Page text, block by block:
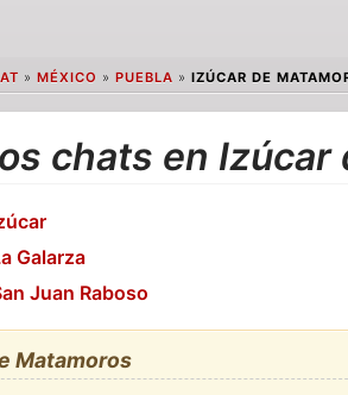
» MÉXICO » PUEBLA » IZÚCAR DE
chats en Izúcar
Galarza
Juan Raboso
Matamoros